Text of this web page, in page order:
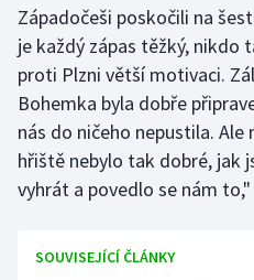
Stolní tenis
Triatlon
Veslování
Vodní slalom
Západočeši poskočili na
je každý zápas těžký, nikdo
proti Plzni větší motivaci.
Bohemka byla dobře
nás do ničeho nepustila.
hřiště nebylo tak dobré, jak
vyhrát a povedlo se nám
SOUVISEJÍCÍ ČLÁNKY